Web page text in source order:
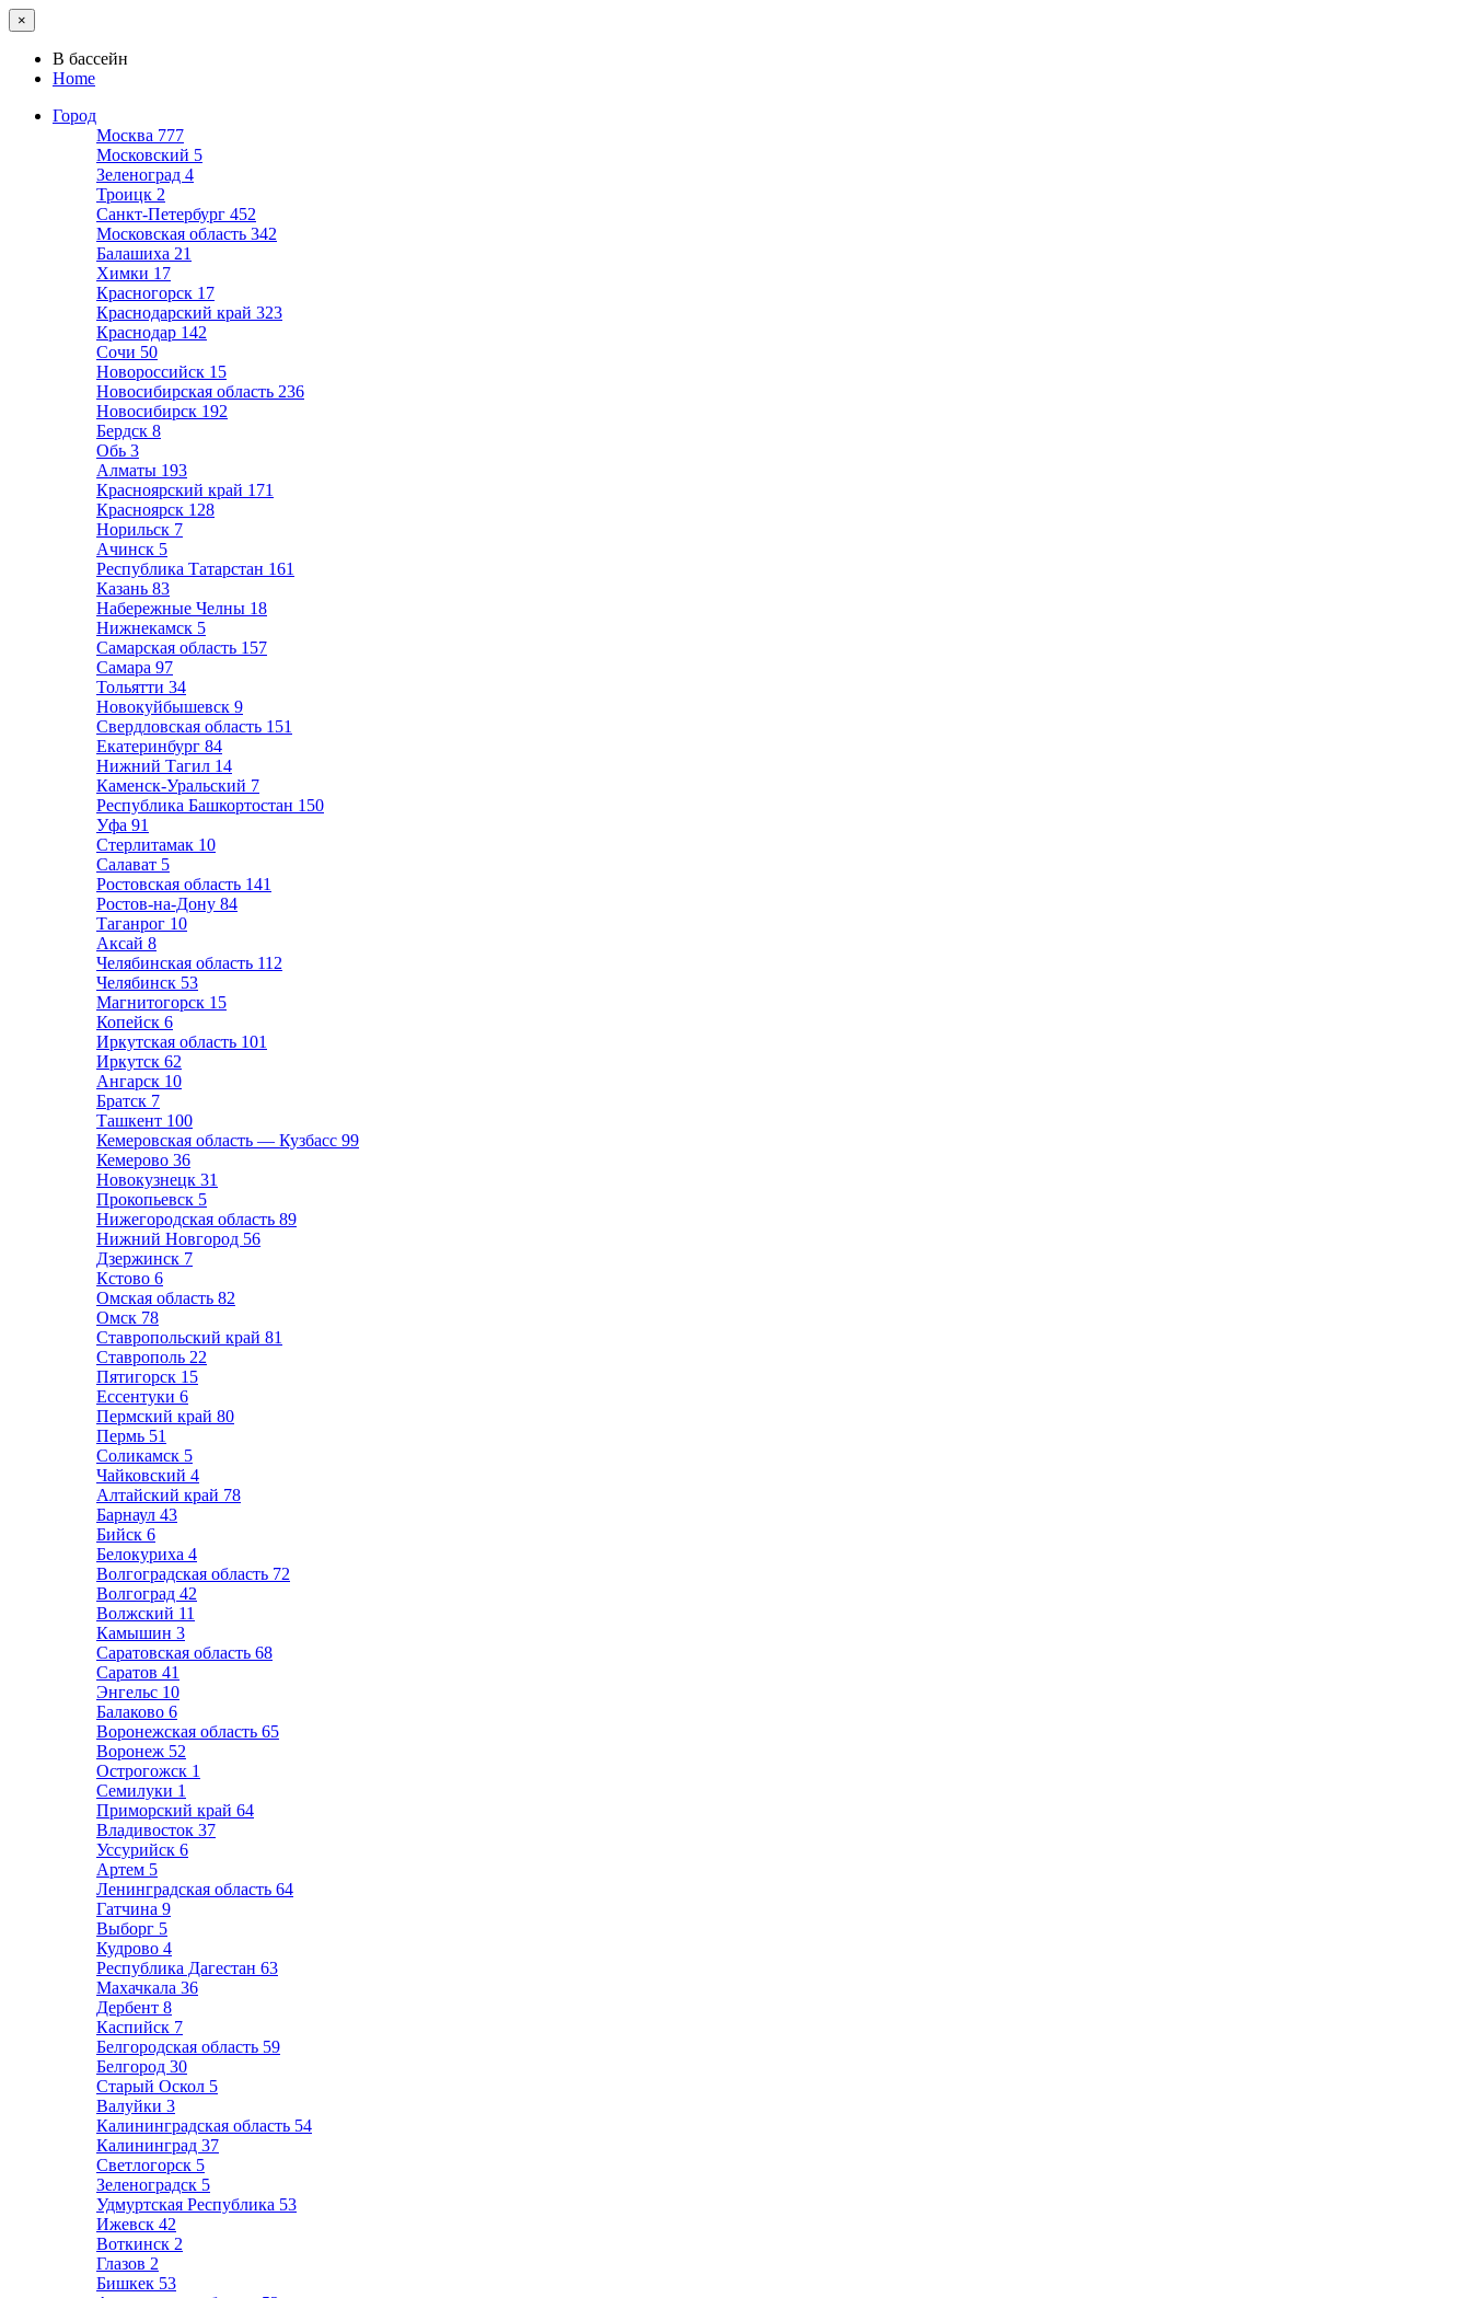
×
В бассейн
Home
Город
Москва 777
Московский 5
Зеленоград 4
Троицк 2
Санкт-Петербург 452
Московская область 342
Балашиха 21
Химки 17
Красногорск 17
Краснодарский край 323
Краснодар 142
Сочи 50
Новороссийск 15
Новосибирская область 236
Новосибирск 192
Бердск 8
Обь 3
Алматы 193
Красноярский край 171
Красноярск 128
Норильск 7
Ачинск 5
Республика Татарстан 161
Казань 83
Набережные Челны 18
Нижнекамск 5
Самарская область 157
Самара 97
Тольятти 34
Новокуйбышевск 9
Свердловская область 151
Екатеринбург 84
Нижний Тагил 14
Каменск-Уральский 7
Республика Башкортостан 150
Уфа 91
Стерлитамак 10
Салават 5
Ростовская область 141
Ростов-на-Дону 84
Таганрог 10
Аксай 8
Челябинская область 112
Челябинск 53
Магнитогорск 15
Копейск 6
Иркутская область 101
Иркутск 62
Ангарск 10
Братск 7
Ташкент 100
Кемеровская область — Кузбасс 99
Кемерово 36
Новокузнецк 31
Прокопьевск 5
Нижегородская область 89
Нижний Новгород 56
Дзержинск 7
Кстово 6
Омская область 82
Омск 78
Ставропольский край 81
Ставрополь 22
Пятигорск 15
Ессентуки 6
Пермский край 80
Пермь 51
Соликамск 5
Чайковский 4
Алтайский край 78
Барнаул 43
Бийск 6
Белокуриха 4
Волгоградская область 72
Волгоград 42
Волжский 11
Камышин 3
Саратовская область 68
Саратов 41
Энгельс 10
Балаково 6
Воронежская область 65
Воронеж 52
Острогожск 1
Семилуки 1
Приморский край 64
Владивосток 37
Уссурийск 6
Артем 5
Ленинградская область 64
Гатчина 9
Выборг 5
Кудрово 4
Республика Дагестан 63
Махачкала 36
Дербент 8
Каспийск 7
Белгородская область 59
Белгород 30
Старый Оскол 5
Валуйки 3
Калининградская область 54
Калининград 37
Светлогорск 5
Зеленоградск 5
Удмуртская Республика 53
Ижевск 42
Воткинск 2
Глазов 2
Бишкек 53